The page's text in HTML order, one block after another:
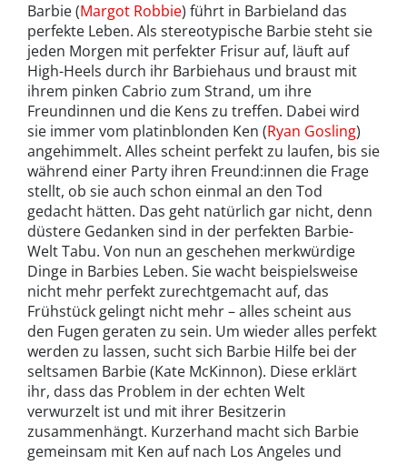
Barbie (Margot Robbie) führt in Barbieland das
perfekte Leben. Als stereotypische Barbie steht sie
jeden Morgen mit perfekter Frisur auf, läuft auf
High-Heels durch ihr Barbiehaus und braust mit
ihrem pinken Cabrio zum Strand, um ihre
Freundinnen und die Kens zu treffen. Dabei wird
sie immer vom platinblonden Ken (Ryan Gosling)
angehimmelt. Alles scheint perfekt zu laufen, bis sie
während einer Party ihren Freund:innen die Frage
stellt, ob sie auch schon einmal an den Tod
gedacht hätten. Das geht natürlich gar nicht, denn
düstere Gedanken sind in der perfekten Barbie-
Welt Tabu. Von nun an geschehen merkwürdige
Dinge in Barbies Leben. Sie wacht beispielsweise
nicht mehr perfekt zurechtgemacht auf, das
Frühstück gelingt nicht mehr – alles scheint aus
den Fugen geraten zu sein. Um wieder alles perfekt
werden zu lassen, sucht sich Barbie Hilfe bei der
seltsamen Barbie (Kate McKinnon). Diese erklärt
ihr, dass das Problem in der echten Welt
verwurzelt ist und mit ihrer Besitzerin
zusammenhängt. Kurzerhand macht sich Barbie
gemeinsam mit Ken auf nach Los Angeles und